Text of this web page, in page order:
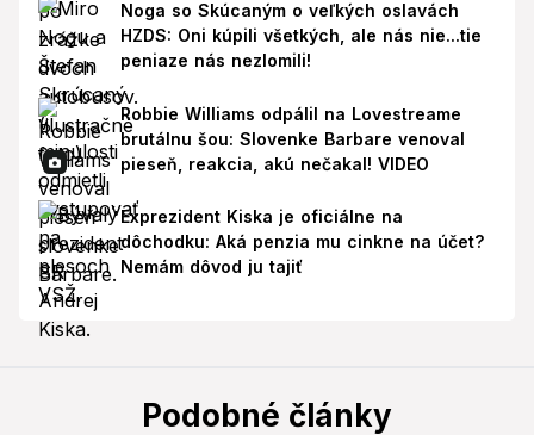
Noga so Skúcaným o veľkých oslavách
HZDS: Oni kúpili všetkých, ale nás nie...tie
peniaze nás nezlomili!
Robbie Williams odpálil na Lovestreame
brutálnu šou: Slovenke Barbare venoval
pieseň, reakcia, akú nečakal! VIDEO
Exprezident Kiska je oficiálne na
dôchodku: Aká penzia mu cinkne na účet?
Nemám dôvod ju tajiť
Podobné články